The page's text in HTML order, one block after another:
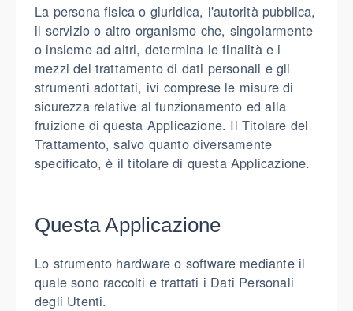
La persona fisica o giuridica, l'autorità pubblica,
il servizio o altro organismo che, singolarmente
o insieme ad altri, determina le finalità e i
mezzi del trattamento di dati personali e gli
strumenti adottati, ivi comprese le misure di
sicurezza relative al funzionamento ed alla
fruizione di questa Applicazione. Il Titolare del
Trattamento, salvo quanto diversamente
specificato, è il titolare di questa Applicazione.
Questa Applicazione
Lo strumento hardware o software mediante il
quale sono raccolti e trattati i Dati Personali
degli Utenti.